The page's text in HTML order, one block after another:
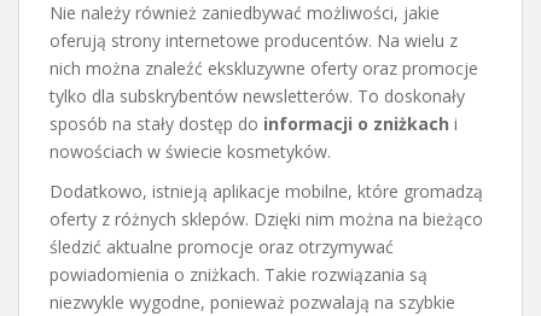
Nie należy również zaniedbywać możliwości, jakie
oferują strony internetowe producentów. Na wielu z
nich można znaleźć ekskluzywne oferty oraz promocje
tylko dla subskrybentów newsletterów. To doskonały
sposób na stały dostęp do informacji o zniżkach i
nowościach w świecie kosmetyków.
Dodatkowo, istnieją aplikacje mobilne, które gromadzą
oferty z różnych sklepów. Dzięki nim można na bieżąco
śledzić aktualne promocje oraz otrzymywać
powiadomienia o zniżkach. Takie rozwiązania są
niezwykle wygodne, ponieważ pozwalają na szybkie